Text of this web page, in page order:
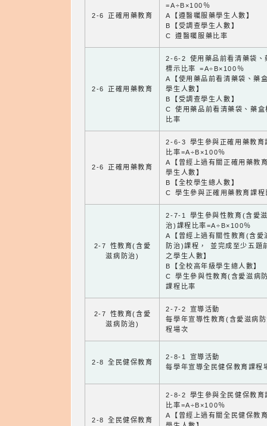
2-6 正確用藥教育
=A÷B×100％
A【遵醫囑服藥學生人數】
B【受調查學生人數】
C 遵醫囑服藥比率
2-6 正確用藥教育
2-6-2 使用藥品前看清藥袋、
標示比率 =A÷B×100％
A【使用藥品前看清藥袋、藥
學生人數】
B【受調查學生人數】
C 使用藥品前看清藥袋、藥盒
比率
2-6 正確用藥教育
2-6-3 學生參與正確用藥教育
比率=A÷B×100％
A【曾經上過有關正確用藥教
學生人數】
B【全校學生總人數】
C 學生參與正確用藥教育課程
2-7 性教育(含愛
滋病防治)
2-7-1 學生參與性教育(含愛
治)課程比率=A÷B×100％
A【曾經上過有關性教育(含愛
防治)課程， 並完成至少五題
之學生人數】
B【全校高年級學生總人數】
C 學生參與性教育(含愛滋病
課程比率
2-7 性教育(含愛
滋病防治)
2-7-2 宣導活動
每學年宣導性教育(含愛滋病
程場次
2-8 全民健保教育
2-8-1 宣導活動
每學年宣導全民健保教育課程
2-8 全民健保教育
2-8-2 學生參與全民健保教育
比率=A÷B×100％
A【曾經上過有關全民健保教